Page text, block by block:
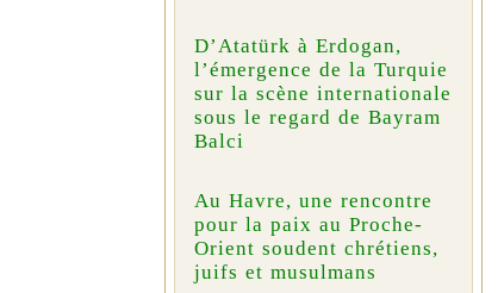
D’Atatürk à Erdogan,
l’émergence de la Turquie
sur la scène internationale
sous le regard de Bayram
Balci
Au Havre, une rencontre
pour la paix au Proche-
Orient soudent chrétiens,
juifs et musulmans